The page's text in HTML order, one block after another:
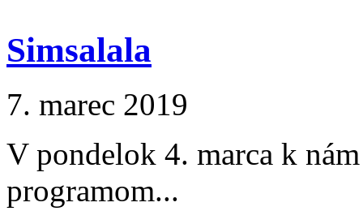
Simsalala
7. marec 2019
V pondelok 4. marca k
programom...